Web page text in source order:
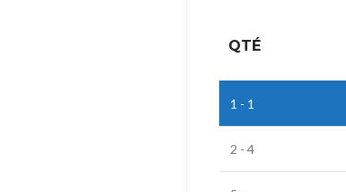
QTÉ
1 - 1
2 - 4